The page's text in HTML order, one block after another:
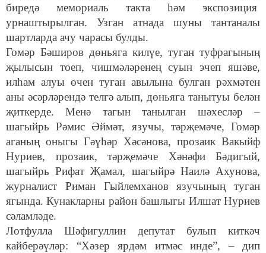
биредә мемориаль такта һәм экспозиция
урнаштырылган. Узган атнада шуны тантаналы
шартларда ачу чарасы булды.
Гомәр Бәширов дөньяга килүе, туган туфрагының
җылысын тоеп, чишмәләренең суын эчеп яшәве,
илһам алуы өчен туган авылына булган рәхмәтен
аны әсәрләрендә телгә алып, дөньяга танытуы белән
җиткерде. Менә тагын танылган шәхесләр –
шагыйрь Рәмис Әймәт, язучы, тәрҗемәче, Гомәр
аганың оныгы Гәүһәр Хәсәнова, прозаик Вакыйф
Нуриев, прозаик, тәрҗемәче Хәнәфи Бәдигый,
шагыйрь Рифат Җамал, шагыйрә Наилә Ахунова,
журналист Риман Гыйлемханов язучының туган
ягында. Кунакларны район башлыгы Илшат Нуриев
сәламләде.
Лотфулла Шәфигуллин депутат булып киткәч
кайберәүләр: “Хәзер ярдәм итмәс инде”, – дип